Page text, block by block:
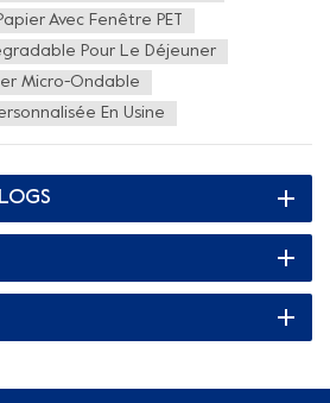
est relativement léger par
d’emballage tels que le métal ou
à réduire les coûts de transport et la
3. Recyclabilité : Le papier peut être
produire de nouveaux produits en
: le papier est biodégradable
utilisation boîtes en papier peut
au fil du temps sans laisser de
plus, le remplacement du plastique
de matériaux à base de
à réduire les émissions de gaz à
Avec Fenêtre PET
Pour Le Déjeuner
Micro-Ondable
En Usine